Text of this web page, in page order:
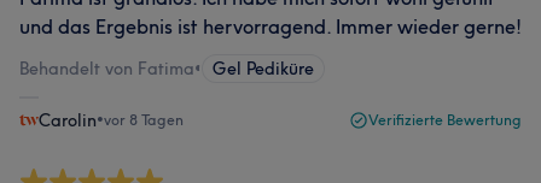
und das Ergebnis ist hervorragend. Immer wieder gerne!
Behandelt von Fatima• Gel Pediküre
Carolin•vor 8 Tagen Verifizierte Bewertung